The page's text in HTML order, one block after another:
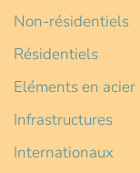
Non-résidentiels
Résidentiels
Eléments en acier
Infrastructures
Internationaux